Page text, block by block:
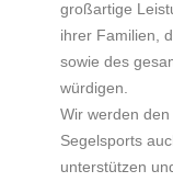
großartige
ihrer Familien,
sowie des
würdigen.
Wir werden
Segelsports
unterstützen